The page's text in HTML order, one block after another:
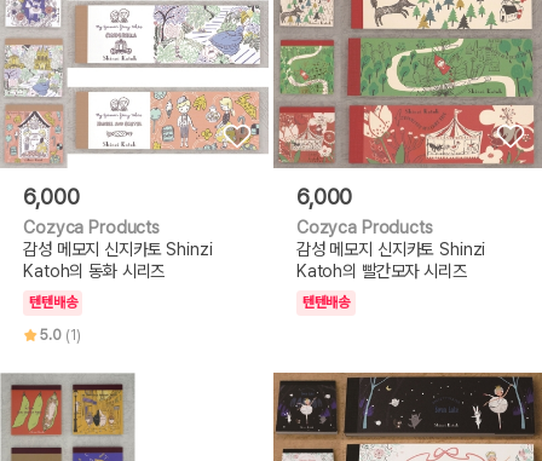
6,000
Cozyca Products
감성 메모지 신지카토 Shinzi
Katoh의 동화 시리즈
텐텐배송
5.0 (1)
6,000
Cozyca Products
감성 메모지 신지카토 Shinzi
Katoh의 빨간모자 시리즈
텐텐배송